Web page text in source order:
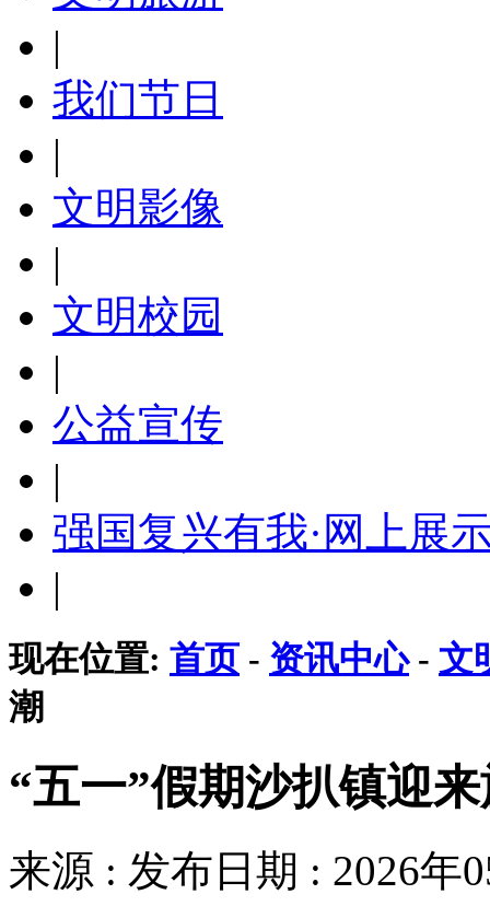
|
我们节日
|
文明影像
|
文明校园
|
公益宣传
|
强国复兴有我·网上展
|
现在位置: 首页 - 资讯中心- 文
潮
“五一”假期沙扒镇迎
来源 : 发布日期 : 2026年